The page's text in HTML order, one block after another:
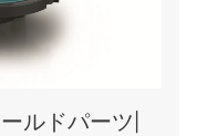
ルドパーツ|